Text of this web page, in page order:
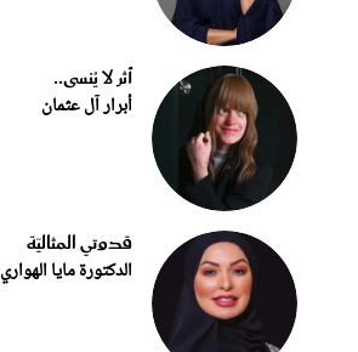
أثر لا يُنسى..
أبرار آل عثمان
قدوتي المثاليّة
الدكتورة مايا الهواري